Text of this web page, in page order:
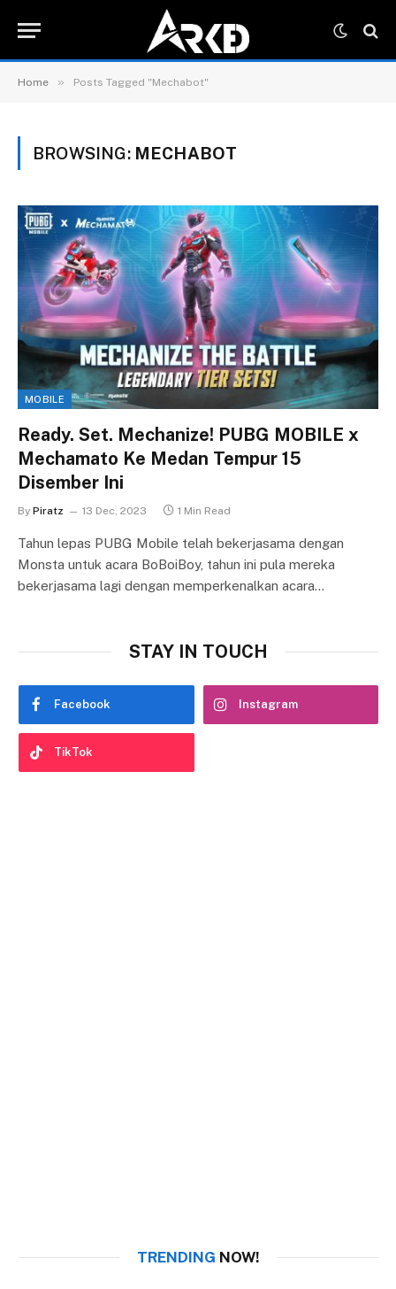
Home » Posts Tagged "Mechabot"
BROWSING: MECHABOT
MOBILE
Ready. Set. Mechanize! PUBG MOBILE x
Mechamato Ke Medan Tempur 15
Disember Ini
By Piratz 13 Dec, 2023 1 Min Read
Tahun lepas PUBG Mobile telah bekerjasama dengan
Monsta untuk acara BoBoiBoy, tahun ini pula mereka
bekerjasama lagi dengan memperkenalkan acara…
STAY IN TOUCH
Facebook Instagram
TikTok
TRENDING NOW!